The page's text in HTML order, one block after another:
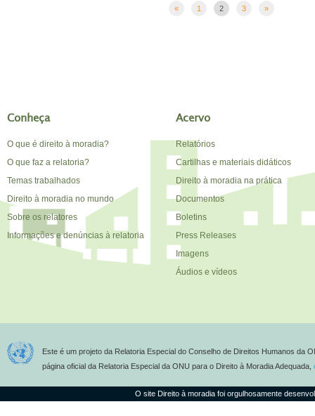
« 1 2 3 »
Conheça
O que é direito à moradia?
O que faz a relatoria?
Temas trabalhados
Direito à moradia no mundo
Sobre os relatores
Informações e denúncias à relatoria
Acervo
Relatórios
Cartilhas e materiais didáticos
Direito à moradia na prática
Documentos
Boletins
Press Releases
Imagens
Áudios e vídeos
Este é um projeto da Relatoria Especial do Conselho de Direitos Humanos da
página oficial da Relatoria Especial da ONU para o Direito à Moradia Adequada,
O site Direito à moradia foi orgulhosamente